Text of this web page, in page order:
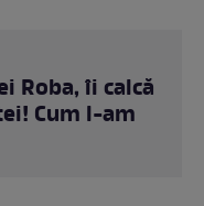
Roba, îi calcă
Cum l-am